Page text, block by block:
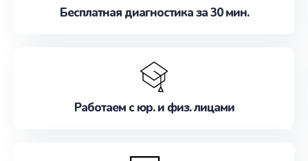
Бесплатная диагностика за 30 мин.
Работаем с юр. и физ. лицами